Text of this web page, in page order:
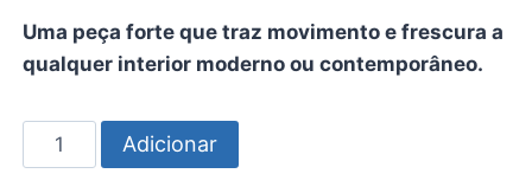
Uma peça forte que traz movimento e frescura a
qualquer interior moderno ou contemporâneo.
Quantidade
de
Adicionar